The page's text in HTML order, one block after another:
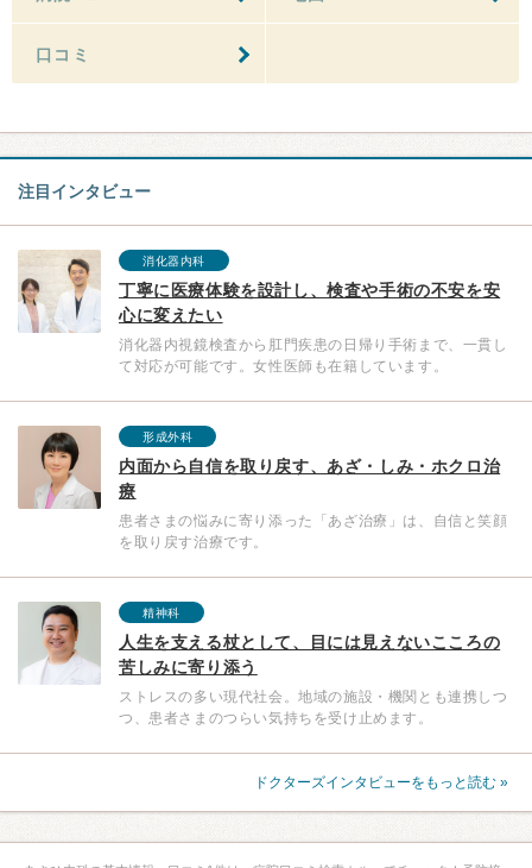
口コミ
注目インタビュー
消化器内科
丁寧に医療体験を設計し、検査や手術の不安を安
心に変えたい
消化器内視鏡検査から肛門疾患の日帰り手術まで、一貫し
て対応が可能です。女性医師も在籍しています。
形成外科
内面から自信を取り戻す、あざ・しみ・ホクロ治
療
患者さまの悩みに寄り添った「あざ治療」は、自信と笑顔
を取り戻す治療です。
精神科
人生を支える杖として、目には見えないこころの
苦しみに寄り添う
ストレスの多い現代社会。地域の施設・機関とも連携しつ
つ、患者さまのつらい気持ちを受け止めます。
ドクターズインタビューをもっと読む »